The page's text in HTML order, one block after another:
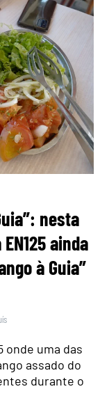
nesta
ainda
à Guia”
onde uma das
assado do
durante o